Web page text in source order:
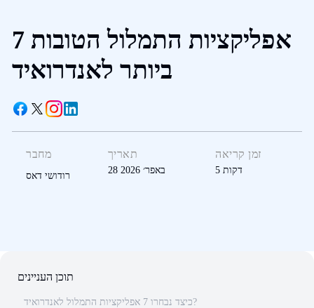
7 אפליקציות התמלול הטובות
ביותר לאנדרואיד
מחבר
רודושי דאס
תאריך
28 באפר׳ 2026
זמן קריאה
5 דקות
תוכן העניינים
כיצד נבחרו 7 אפליקציות התמלול לאנדרואיד?